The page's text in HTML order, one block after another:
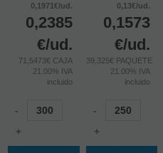
0,1971€/ud.
0,2385
€/ud.
71,5473€ CAJA
21.00% IVA
incluido
-
+
0,13€/ud.
0,1573
€/ud.
39,325€ PAQUETE
21.00% IVA
incluido
-
+